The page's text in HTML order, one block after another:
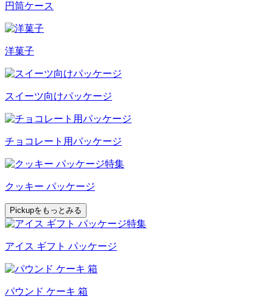
円筒ケース
洋菓子
スイーツ向けパッケージ
チョコレート用パッケージ
クッキー パッケージ
Pickupをもっとみる
アイス ギフト パッケージ
パウンド ケーキ 箱